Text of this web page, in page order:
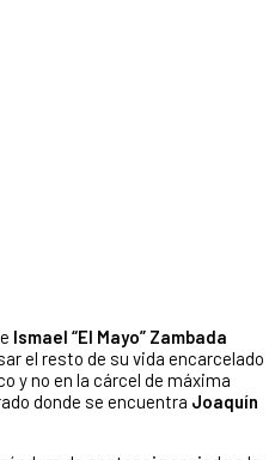
Ismael “El Mayo” Zambada
el resto de su vida encarcelado
y no en la cárcel de máxima
donde se encuentra Joaquín